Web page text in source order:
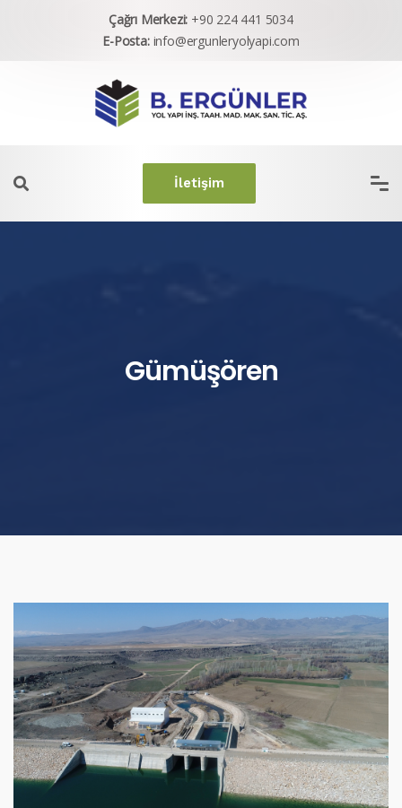
Çağrı Merkezi: +90 224 441 5034
E-Posta: info@ergunleryolyapi.com
İletişim
Gümüşören